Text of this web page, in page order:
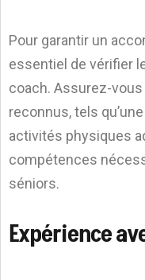
Pour garantir un
essentiel de vérifier
coach. Assurez-
reconnus, tels
activités physiques
compétences
séniors.
Expérience